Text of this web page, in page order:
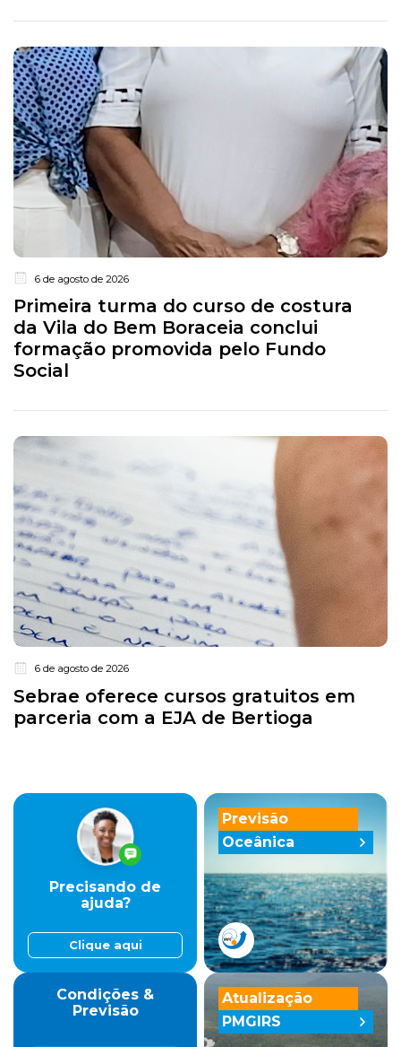
6 de agosto de 2026
Primeira turma do curso de costura
da Vila do Bem Boraceia conclui
formação promovida pelo Fundo
Social
6 de agosto de 2026
Sebrae oferece cursos gratuitos em
parceria com a EJA de Bertioga
Previsão
Oceânica
Precisando de
ajuda?
Clique aqui
Condições &
Previsão
Atualização
PMGIRS